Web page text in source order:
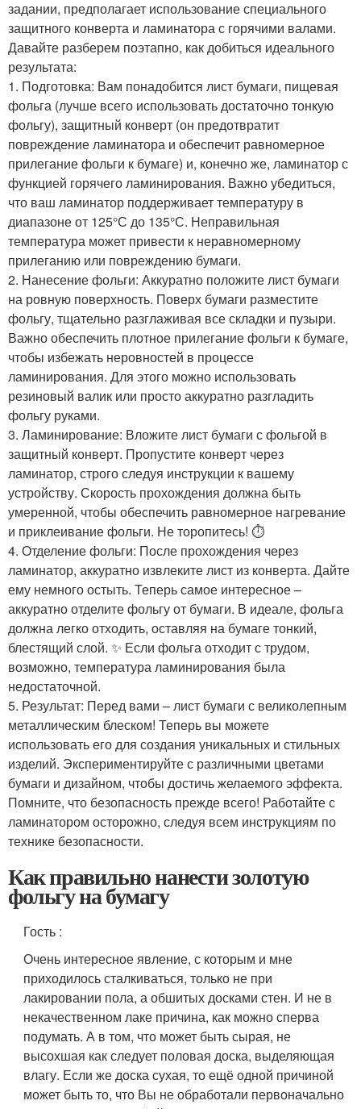
задании, предполагает использование специального
защитного конверта и ламинатора с горячими валами.
Давайте разберем поэтапно, как добиться идеального
результата:
1. Подготовка: Вам понадобится лист бумаги, пищевая
фольга (лучше всего использовать достаточно тонкую
фольгу), защитный конверт (он предотвратит
повреждение ламинатора и обеспечит равномерное
прилегание фольги к бумаге) и, конечно же, ламинатор с
функцией горячего ламинирования. Важно убедиться,
что ваш ламинатор поддерживает температуру в
диапазоне от 125°С до 135°С. Неправильная
температура может привести к неравномерному
прилеганию или повреждению бумаги. ️
2. Нанесение фольги: Аккуратно положите лист бумаги
на ровную поверхность. Поверх бумаги разместите
фольгу, тщательно разглаживая все складки и пузыри.
Важно обеспечить плотное прилегание фольги к бумаге,
чтобы избежать неровностей в процессе
ламинирования. Для этого можно использовать
резиновый валик или просто аккуратно разгладить
фольгу руками.
3. Ламинирование: Вложите лист бумаги с фольгой в
защитный конверт. Пропустите конверт через
ламинатор, строго следуя инструкции к вашему
устройству. Скорость прохождения должна быть
умеренной, чтобы обеспечить равномерное нагревание
и приклеивание фольги. Не торопитесь! ⏱️
4. Отделение фольги: После прохождения через
ламинатор, аккуратно извлеките лист из конверта. Дайте
ему немного остыть. Теперь самое интересное –
аккуратно отделите фольгу от бумаги. В идеале, фольга
должна легко отходить, оставляя на бумаге тонкий,
блестящий слой. ✨ Если фольга отходит с трудом,
возможно, температура ламинирования была
недостаточной.
5. Результат: Перед вами – лист бумаги с великолепным
металлическим блеском! Теперь вы можете
использовать его для создания уникальных и стильных
изделий. Экспериментируйте с различными цветами
бумаги и дизайном, чтобы достичь желаемого эффекта.
Помните, что безопасность прежде всего! Работайте с
ламинатором осторожно, следуя всем инструкциям по
технике безопасности.
Как правильно нанести золотую
фольгу на бумагу
Гость :
Очень интересное явление, с которым и мне
приходилось сталкиваться, только не при
лакировании пола, а обшитых досками стен. И не в
некачественном лаке причина, как можно сперва
подумать. А в том, что может быть сырая, не
высохшая как следует половая доска, выделяющая
влагу. Если же доска сухая, то ещё одной причиной
может быть то, что Вы не обработали первоначально